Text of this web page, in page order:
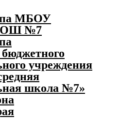
МБОУ
№7
учреждения
школа №7»